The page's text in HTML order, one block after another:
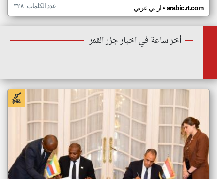
ار تي عربي• arabic.rt.com عدد الكلمات: ٣٢٨
أخر ساعة في اخبار جزر القمر